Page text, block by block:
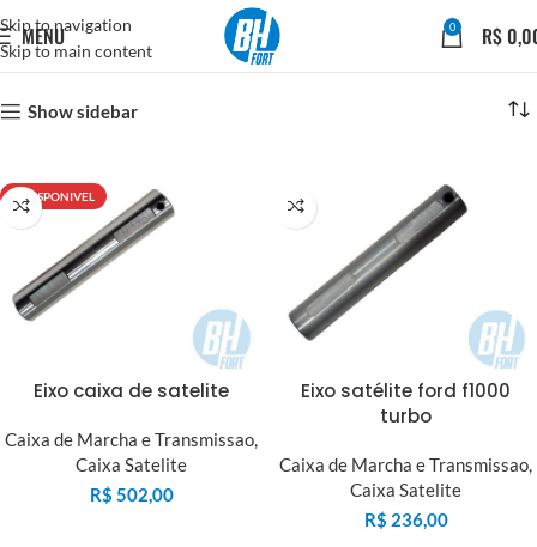
Skip to navigation
Skip to main content
MENU 0 R$
Show sidebar
INDISPONIVEL
Eixo caixa de satelite
Caixa de Marcha e Transmissao
Caixa Satelite
R$ 502,00
Eixo satélite ford f1000
turbo
Caixa de Marcha e Transmissao,
Caixa Satelite
R$ 236,00